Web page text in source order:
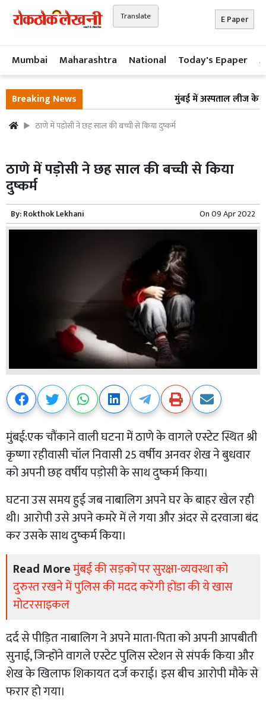
Translate E Paper
Mumbai Maharashtra National Today's Epaper
Breaking News मुंबई में अस्पताल लीज के
ठाणे में पड़ोसी ने छह साल की बच्ची से किया दुष्कर्म
ठाणे में पड़ोसी ने छह साल की बच्ची से किया
दुष्कर्म
By:Rokthok Lekhani On09 Apr 2022
मुंबई:एक चौंकाने वाली घटना में ठाणे के वागले एस्टेट स्थित श्री
कृष्णा रहीवासी चॉल निवासी 25 वर्षीय अनवर शेख ने बुधवार
को अपनी छह वर्षीय पड़ोसी के साथ दुष्कर्म किया।
घटना उस समय हुई जब नाबालिग अपने घर के बाहर खेल रही
थी। आरोपी उसे अपने कमरे में ले गया और अंदर से दरवाजा बंद
कर उसके साथ दुष्कर्म किया।
Read Moreमुंबई की सड़कों पर सुरक्षा-व्यवस्था को
दुरुस्त रखने में पुलिस की मदद करेंगी होंडा की ये खास
मोटरसाइकल
दर्द से पीड़ित नाबालिग ने अपने माता-पिता को अपनी आपबीती
सुनाई, जिन्होंने वागले एस्टेट पुलिस स्टेशन से संपर्क किया और
शेख के खिलाफ शिकायत दर्ज कराई। इस बीच आरोपी मौके से
फरार हो गया।